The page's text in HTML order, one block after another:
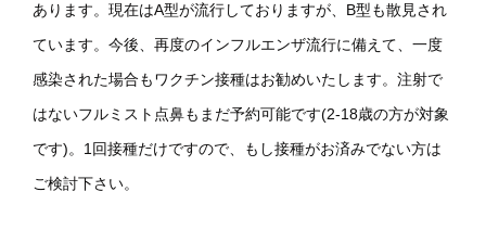
あります。現在はA型が流行しておりますが、B型も散見され
ています。今後、再度のインフルエンザ流行に備えて、一度
感染された場合もワクチン接種はお勧めいたします。注射で
はないフルミスト点鼻もまだ予約可能です(2-18歳の方が対象
です)。1回接種だけですので、もし接種がお済みでない方は
ご検討下さい。